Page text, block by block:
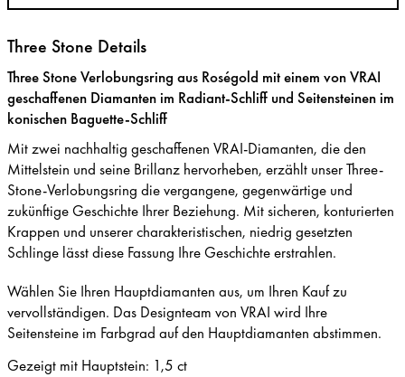
Three Stone Details
Three Stone Verlobungsring aus Roségold mit einem von VRAI
geschaffenen Diamanten im Radiant-Schliff und Seitensteinen im
konischen Baguette-Schliff
Mit zwei nachhaltig geschaffenen VRAI-Diamanten, die den
Mittelstein und seine Brillanz hervorheben, erzählt unser Three-
Stone-Verlobungsring die vergangene, gegenwärtige und
zukünftige Geschichte Ihrer Beziehung. Mit sicheren, konturierten
Krappen und unserer charakteristischen, niedrig gesetzten
Schlinge lässt diese Fassung Ihre Geschichte erstrahlen.
Wählen Sie Ihren Hauptdiamanten aus, um Ihren Kauf zu
vervollständigen. Das Designteam von VRAI wird Ihre
Seitensteine im Farbgrad auf den Hauptdiamanten abstimmen.
Gezeigt mit Hauptstein: 1,5 ct